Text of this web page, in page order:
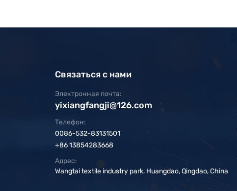
Связаться с нами
Электронная почта:
yixiangfangji@126.com
Телефон:
0086-532-83131501
+86 13854283668
Адрес:
Wangtai textile industry park, Huangdao, Qingdao, China